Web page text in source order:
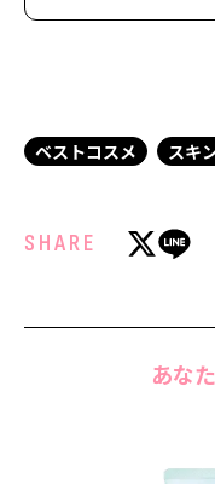
ベストコスメ スキ
SHARE
あな